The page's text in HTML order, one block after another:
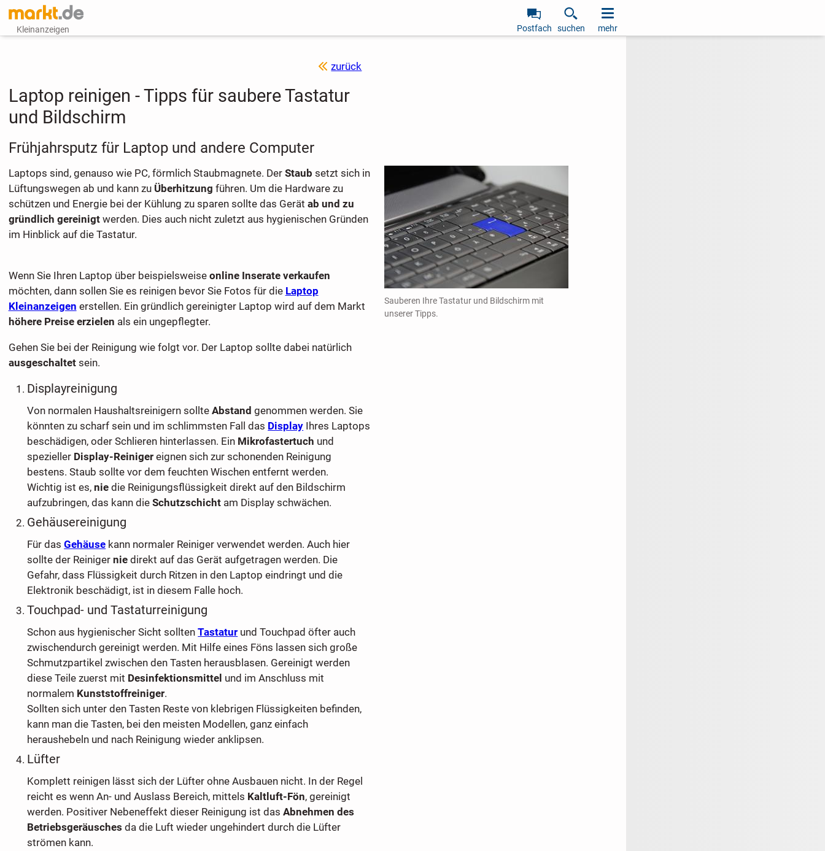
Kleinanzeigen Postfach suchen mehr
zurück
Laptop reinigen - Tipps für saubere Tastatur
und Bildschirm
Frühjahrsputz für Laptop und andere Computer
Sauberen Ihre Tastatur und Bildschirm mit
unserer Tipps.
Laptops sind, genauso wie PC, förmlich Staubmagnete. Der Staub setzt sich in
Lüftungswegen ab und kann zu Überhitzung führen. Um die Hardware zu
schützen und Energie bei der Kühlung zu sparen sollte das Gerät ab und zu
gründlich gereinigt werden. Dies auch nicht zuletzt aus hygienischen Gründen
im Hinblick auf die Tastatur.
Wenn Sie Ihren Laptop über beispielsweise online Inserate verkaufen
möchten, dann sollen Sie es reinigen bevor Sie Fotos für die Laptop
Kleinanzeigen erstellen. Ein gründlich gereinigter Laptop wird auf dem Markt
höhere Preise erzielen als ein ungepflegter.
Gehen Sie bei der Reinigung wie folgt vor. Der Laptop sollte dabei natürlich
ausgeschaltetsein.
Displayreinigung
Von normalen Haushaltsreinigern sollteAbstand genommen werden. Sie
könnten zu scharf sein und im schlimmsten Fall das Display Ihres Laptops
beschädigen, oder Schlieren hinterlassen. Ein Mikrofastertuch und
spezieller Display-Reiniger eignen sich zur schonenden Reinigung
bestens. Staub sollte vor dem feuchten Wischen entfernt werden.
Wichtig ist es,nie die Reinigungsflüssigkeit direkt auf den Bildschirm
aufzubringen, das kann dieSchutzschicht am Display schwächen.
Gehäusereinigung
Für dasGehäuse kann normaler Reiniger verwendet werden. Auch hier
sollte der Reinigernie direkt auf das Gerät aufgetragen werden. Die
Gefahr, dass Flüssigkeit durch Ritzen in den Laptop eindringt und die
Elektronik beschädigt, ist in diesem Falle hoch.
Touchpad- und Tastaturreinigung
Schon aus hygienischer Sicht solltenTastatur und Touchpad öfter auch
zwischendurch gereinigt werden. Mit Hilfe eines Föns lassen sich große
Schmutzpartikel zwischen den Tasten herausblasen. Gereinigt werden
diese Teile zuerst mit Desinfektionsmittel und im Anschluss mit
normalem Kunststoffreiniger.
Sollten sich unter den Tasten Reste von klebrigen Flüssigkeiten befinden,
kann man die Tasten, bei den meisten Modellen, ganz einfach
heraushebeln und nach Reinigung wieder anklipsen.
Lüfter
Komplett reinigen lässt sich der Lüfter ohne Ausbauen nicht. In der Regel
reicht es wenn An- und Auslass Bereich, mittels Kaltluft-Fön, gereinigt
werden. Positiver Nebeneffekt dieser Reinigung ist dasAbnehmen des
Betriebsgeräuschesda die Luft wieder ungehindert durch die Lüfter
strömen kann.